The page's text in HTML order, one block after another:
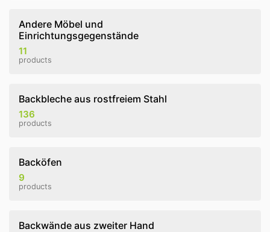
Andere Möbel und
Einrichtungsgegenstände
11
products
Backbleche aus rostfreiem Stahl
136
products
Backöfen
9
products
Backwände aus zweiter Hand